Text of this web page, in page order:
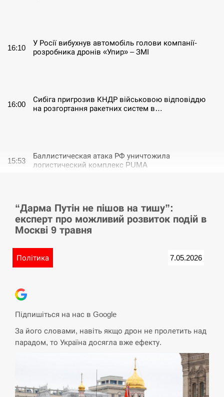
16:10
У Росії вибухнув автомобіль голови компанії-
розробника дронів «Упир» – ЗМІ
16:00
Сибіга пригрозив КНДР військовою відповіддю
на розгортання ракетних систем в…
15:53
Баллистическая атака РФ уничтожила
логистический комплекс PUMA
15:40
У Німеччині удар блискавки розділив навпіл
місто в Баварії
Пытки военнообязанного на Закарпатье:
СЕРПЕНЬ
15:10
Марокко через міграційну кризу –…
15:00
РФ провела новий раунд таємних зустрічей з
Європою щодо війни…
“Дарма Путін не пішов на тишу”:
експерт про можливий розвиток подій в
Москві 9 травня
Політика 7.05.2026
Підпишіться на нас в Google
За його словами, навіть якщо дрон не пролетить над
парадом, то Україна досягла вже ефекту.